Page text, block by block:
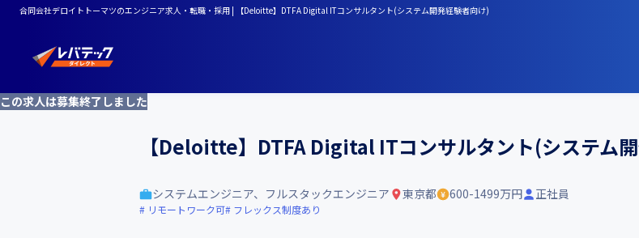
合同会社デロイトトーマツのエンジニア求人・転職・採用 | 【Deloitte】DTFA Digital ITコンサルタント(システム開発経験者向け)
この求人は募集終了しました
【Deloitte】DTFA Digital ITコンサルタント(システム
システムエンジニア、フルスタックエンジニア 東京都 600-1499万円 正社員
リモートワーク可 フレックス制度あり